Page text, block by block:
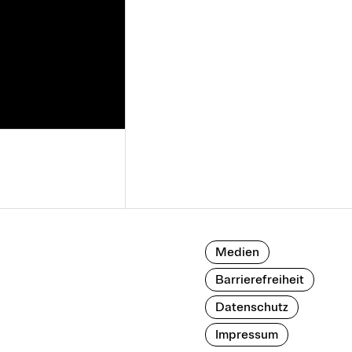
Medien
Barrierefreiheit
Datenschutz
Impressum